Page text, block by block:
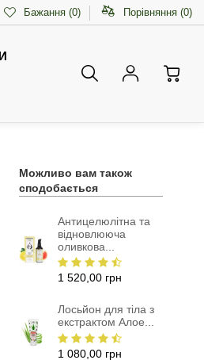
Бажання (0) Порівняння (0)
Можливо вам також
сподобається
Антицелюлітна та
вiдновлююча
оливкова...
1 520,00 грн
Лосьйон для тіла з
екстрактом Алое...
1 080,00 грн